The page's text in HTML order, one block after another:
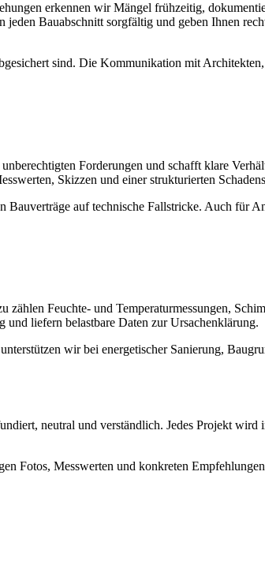
erkennen wir Mängel frühzeitig,
Bauabschnitt sorgfältig und geben Ihnen
sind. Die Kommunikation mit
Forderungen und schafft klare
Skizzen und einer strukturierten
Bauverträge auf technische Fallstricke. Auch für
Feuchte- und Temperaturmessungen,
liefern belastbare Daten zur Ursachenklärung.
wir bei energetischer Sanierung,
neutral und verständlich. Jedes Projekt wird
Fotos, Messwerten und konkreten